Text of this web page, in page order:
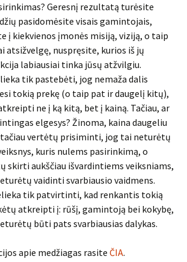
Geresnį rezultatą turėsite
pasidomėsite visais gamintojais,
į kiekvienos įmonės misiją, viziją, o taip
atsižvelgę, nuspręsite, kurios iš jų
labiausiai tinka jūsų atžvilgiu.
tik pastebėti, jog nemaža dalis
tokią prekę (o taip pat ir daugelį kitų),
ne į ką kitą, bet į kainą. Tačiau, ar
elgesys? Žinoma, kaina daugeliu
tačiau vertėtų prisiminti, jog tai neturėtų
kuris nulems pasirinkimą, o
skirti aukščiau išvardintiems veiksniams,
vaidinti svarbiausio vaidmens.
tik patvirtinti, kad renkantis tokią
atkreipti į: rūšį, gamintoją bei kokybę,
būti pats svarbiausias dalykas.
apie medžiagas rasite ČIA.